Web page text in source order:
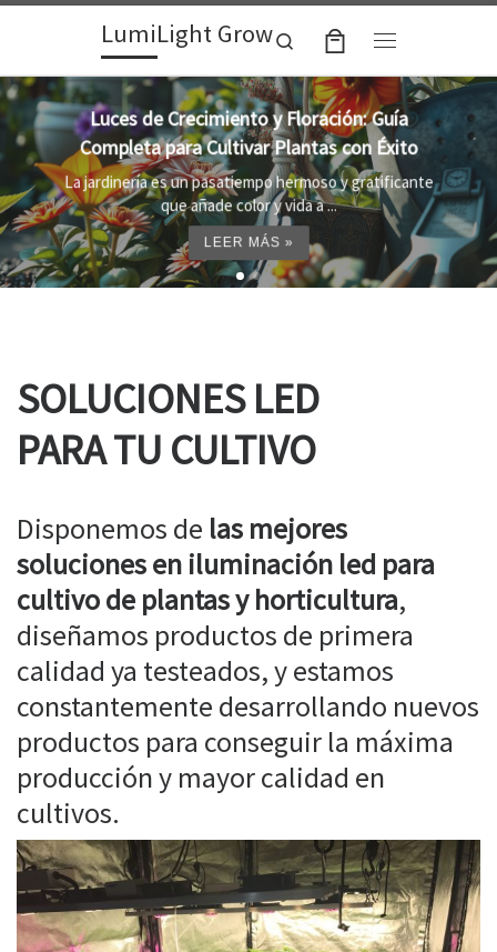
Skip to contentLumiLight Grow
Search
Lámparas para indoor: la clave para un
crecimiento óptimo de tus plantas
Al cultivar plantas en el interior, es importante
proporcionar el entorno adecuado ...
LEER MÁS »
SOLUCIONES LED
PARA TU CULTIVO
Disponemos de las mejores
soluciones en iluminación led para
cultivo de plantas y horticultura,
diseñamos productos de primera
calidad ya testeados, y estamos
constantemente desarrollando nuevos
productos para conseguir la máxima
producción y mayor calidad en
cultivos.